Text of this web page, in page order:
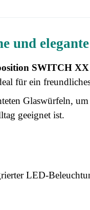
und
SWITCH XX
für ein
Glaswürfeln,
geeignet ist.
LED-